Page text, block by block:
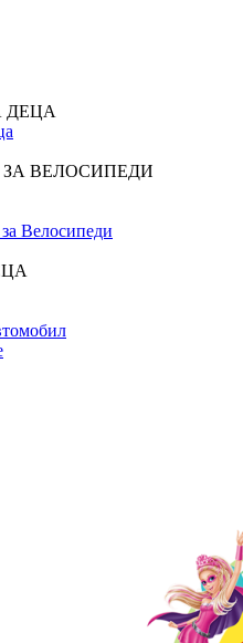
ДЕЦА
ВЕЛОСИПЕДИ
Велосипеди